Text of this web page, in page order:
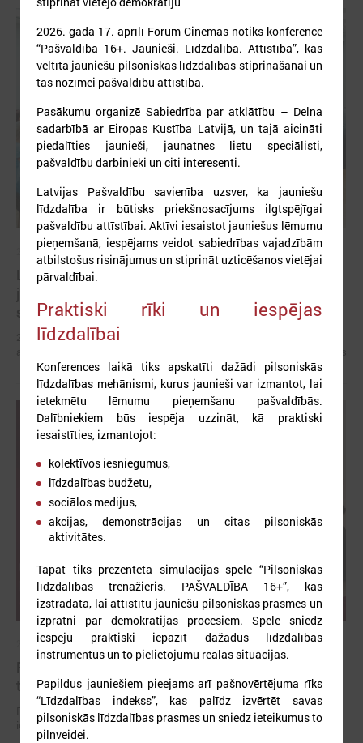
2026. gada 03. jūlijs
LPS un IZM vienojas turpināt darbu pie jaunatnes
stiprināšanas
2026. gada 29. jūnijā LPS un IZM ikgadējās sarunās pirmo reizi kā
2026. gada 01. jūnijs
Pašvaldībās uzlabojas darba ar jaunatni kvalitāte,
taču joprojām aktuāls ir cilvēkresursu jautājums
Publicēts 2025. gada pašvērtējuma apkopojums "Vienots kvalitātes
ietvars darbam ar jaunatni pašvaldībās"
2026. gada 17. aprīlī Forum Cinemas notiks konference
“Pašvaldība 16+. Jaunieši. Līdzdalība. Attīstība”, kas
veltīta jauniešu pilsoniskās līdzdalības stiprināšanai un
tās nozīmei pašvaldību attīstībā.
Pasākumu organizē Sabiedrība par atklātību – Delna
sadarbībā ar Eiropas Kustība Latvijā, un tajā aicināti
piedalīties jaunieši, jaunatnes lietu speciālisti,
pašvaldību darbinieki un citi interesenti.
Latvijas Pašvaldību savienība uzsver, ka jauniešu
līdzdalība ir būtisks priekšnosacījums ilgtspējīgai
pašvaldību attīstībai. Aktīvi iesaistot jauniešus lēmumu
pieņemšanā, iespējams veidot sabiedrības vajadzībām
atbilstošus risinājumus un stiprināt uzticēšanos vietējai
pārvaldībai.
Praktiski rīki un iespējas
līdzdalībai
Konferences laikā tiks apskatīti dažādi pilsoniskās
līdzdalības mehānismi, kurus jaunieši var izmantot, lai
ietekmētu lēmumu pieņemšanu pašvaldībās.
Dalībniekiem būs iespēja uzzināt, kā praktiski
iesaistīties, izmantojot:
kolektīvos iesniegumus,
līdzdalības budžetu,
sociālos medijus,
akcijas, demonstrācijas un citas pilsoniskās
aktivitātes.
Tāpat tiks prezentēta simulācijas spēle “Pilsoniskās
līdzdalības trenažieris. PAŠVALDĪBA 16+”, kas
izstrādāta, lai attīstītu jauniešu pilsoniskās prasmes un
izpratni par demokrātijas procesiem. Spēle sniedz
iespēju praktiski iepazīt dažādus līdzdalības
instrumentus un to pielietojumu reālās situācijās.
Papildus jauniešiem pieejams arī pašnovērtējuma rīks
“Līdzdalības indekss”, kas palīdz izvērtēt savas
pilsoniskās līdzdalības prasmes un sniedz ieteikumus to
pilnveidei.